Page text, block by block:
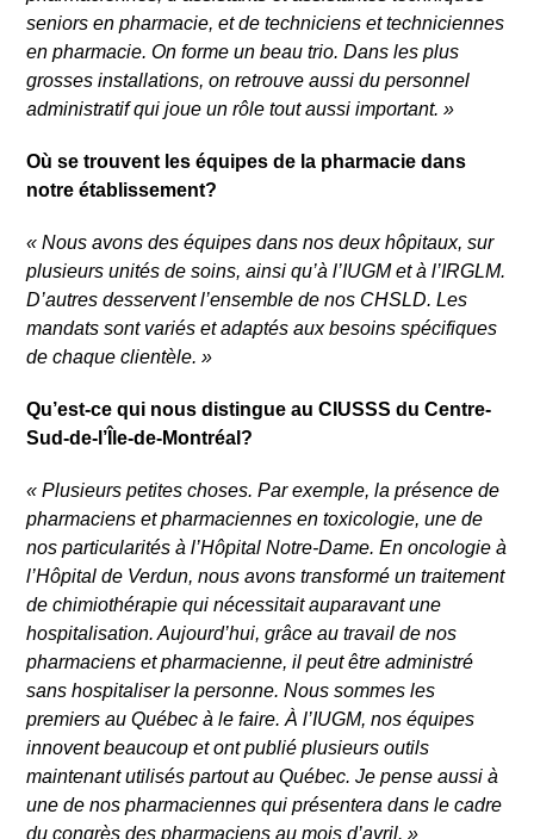
seniors en pharmacie, et de techniciens et techniciennes
en pharmacie. On forme un beau trio. Dans les plus
grosses installations, on retrouve aussi du personnel
administratif qui joue un rôle tout aussi important. »
Où se trouvent les équipes de la pharmacie dans
notre établissement?
« Nous avons des équipes dans nos deux hôpitaux, sur
plusieurs unités de soins, ainsi qu’à l’IUGM et à l’IRGLM.
D’autres desservent l’ensemble de nos CHSLD. Les
mandats sont variés et adaptés aux besoins spécifiques
de chaque clientèle. »
Qu’est-ce qui nous distingue au CIUSSS du Centre-
Sud-de-l’Île-de-Montréal?
« Plusieurs petites choses. Par exemple, la présence de
pharmaciens et pharmaciennes en toxicologie, une de
nos particularités à l’Hôpital Notre-Dame. En oncologie à
l’Hôpital de Verdun, nous avons transformé un traitement
de chimiothérapie qui nécessitait auparavant une
hospitalisation. Aujourd’hui, grâce au travail de nos
pharmaciens et pharmacienne, il peut être administré
sans hospitaliser la personne. Nous sommes les
premiers au Québec à le faire. À l’IUGM, nos équipes
innovent beaucoup et ont publié plusieurs outils
maintenant utilisés partout au Québec. Je pense aussi à
une de nos pharmaciennes qui présentera dans le cadre
du congrès des pharmaciens au mois d’avril. »